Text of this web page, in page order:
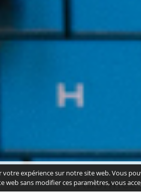
Abonnez
expérience sur notre site web. Vous
sans modifier ces paramètres, vous